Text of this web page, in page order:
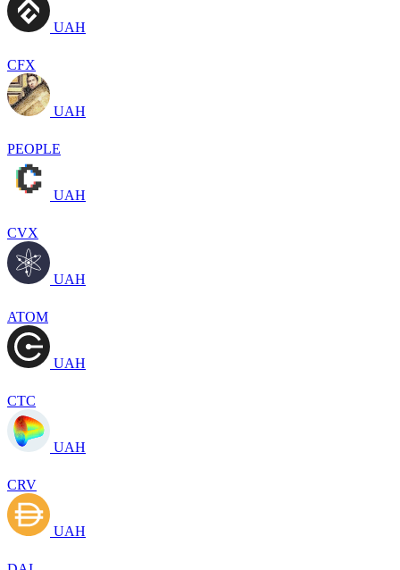
UAH
CFX
UAH
PEOPLE
UAH
CVX
UAH
ATOM
UAH
CTC
UAH
CRV
UAH